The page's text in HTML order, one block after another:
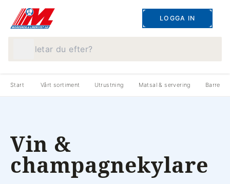
LOGGA IN
Start Vårt sortiment Utrustning Matsal & servering
Vin &
champagnekylare